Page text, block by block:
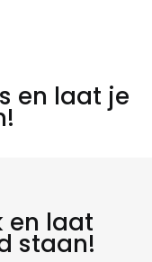
en laat je
en laat
staan!